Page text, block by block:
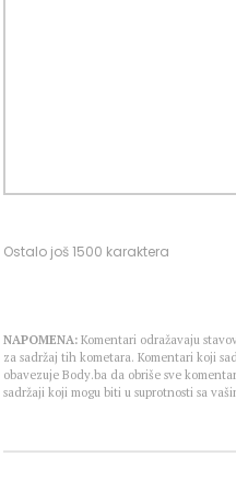
Ostalo još1500 karaktera
NAPOMENA: Komentari odražavaju
za sadržaj tih kometara. Komentari koji
obavezuje Body.ba da obriše sve
sadržaji koji mogu biti u suprotnosti sa